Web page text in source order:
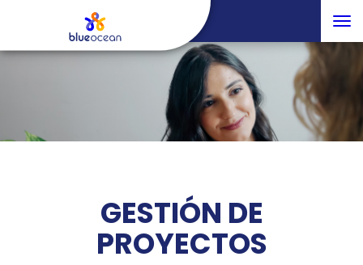
GESTIÓN DE
PROYECTOS